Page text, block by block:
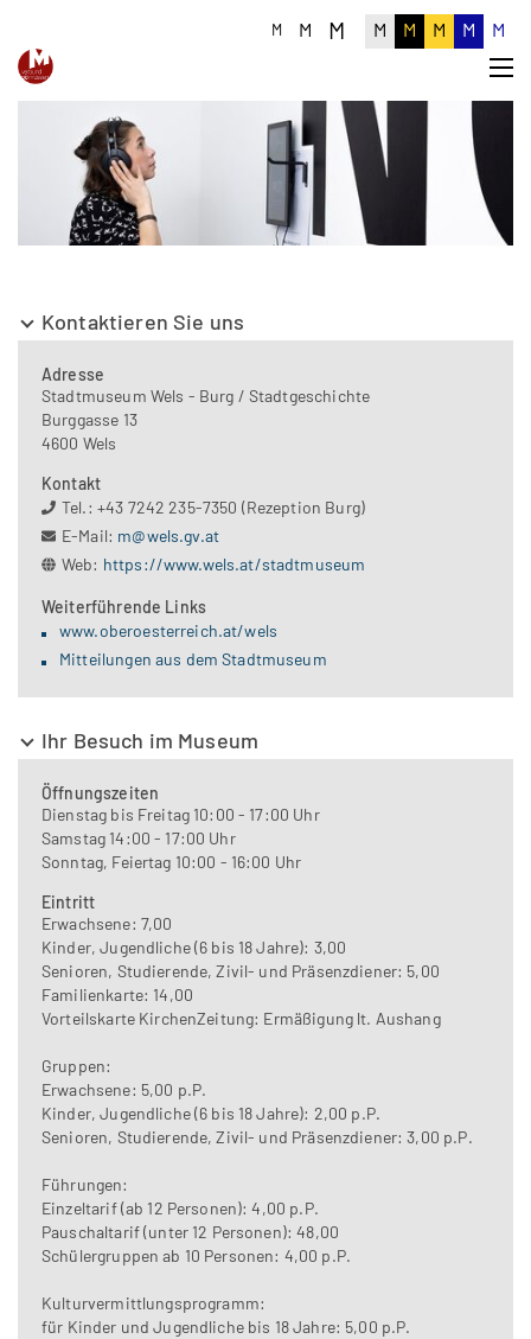
M M M M M M M M
Kontaktieren Sie uns
Adresse
Stadtmuseum Wels - Burg / Stadtgeschichte
Burggasse 13
4600 Wels
Kontakt
Tel.: +43 7242 235-7350 (Rezeption Burg)
E-Mail: m@wels.gv.at
Web: https://www.wels.at/stadtmuseum
Weiterführende Links
www.oberoesterreich.at/wels
Mitteilungen aus dem Stadtmuseum
Ihr Besuch im Museum
Öffnungszeiten
Dienstag bis Freitag 10:00 - 17:00 Uhr
Samstag 14:00 - 17:00 Uhr
Sonntag, Feiertag 10:00 - 16:00 Uhr
Eintritt
Erwachsene: 7,00
Kinder, Jugendliche (6 bis 18 Jahre): 3,00
Senioren, Studierende, Zivil- und Präsenzdiener: 5,00
Familienkarte: 14,00
Vorteilskarte KirchenZeitung: Ermäßigung lt. Aushang
Gruppen:
Erwachsene: 5,00 p.P.
Kinder, Jugendliche (6 bis 18 Jahre): 2,00 p.P.
Senioren, Studierende, Zivil- und Präsenzdiener: 3,00 p.P.
Führungen:
Einzeltarif (ab 12 Personen): 4,00 p.P.
Pauschaltarif (unter 12 Personen): 48,00
Schülergruppen ab 10 Personen: 4,00 p.P.
Kulturvermittlungsprogramm:
für Kinder und Jugendliche bis 18 Jahre: 5,00 p.P.